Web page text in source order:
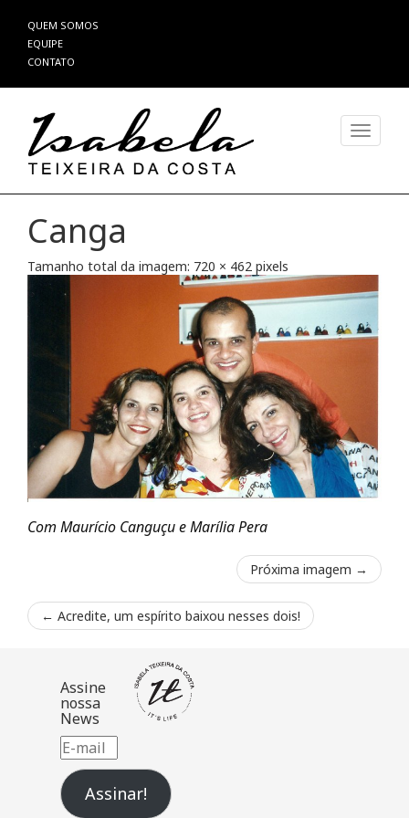
Pular
para
o
QUEM SOMOS
EQUIPE
CONTATO
Canga
Tamanho total da imagem: 720 × 462 pixels
Com Maurício Canguçu e Marília Pera
Próxima imagem →
← Acredite, um espírito baixou nesses dois!
Assine
nossa
News
E-
mail
Assinar!